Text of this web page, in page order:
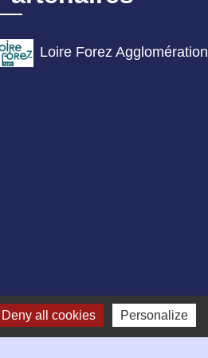
Loire Forez Agglomération
Deny all cookies Personalize